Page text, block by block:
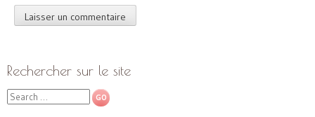
Rechercher sur le site
Search